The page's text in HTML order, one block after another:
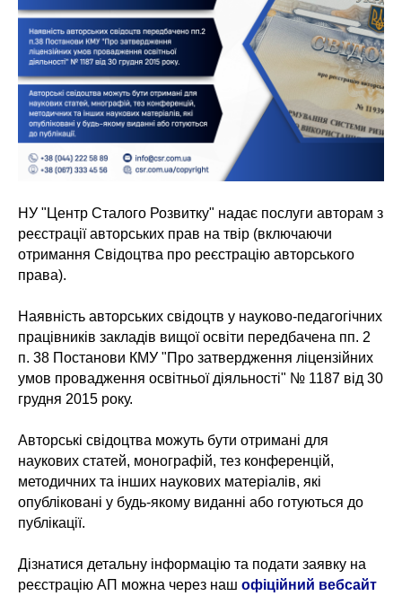
НУ "Центр Сталого Розвитку" надає послуги авторам з
реєстрації авторських прав на твір (включаючи
отримання Свідоцтва про реєстрацію авторського
права).
Наявність авторських свідоцтв у науково-педагогічних
працівників закладів вищої освіти передбачена пп. 2
п. 38 Постанови КМУ "Про затвердження ліцензійних
умов провадження освітньої діяльності" № 1187 від 30
грудня 2015 року.
Авторські свідоцтва можуть бути отримані для
наукових статей, монографій, тез конференцій,
методичних та інших наукових матеріалів, які
опубліковані у будь-якому виданні або готуються до
публікації.
Дізнатися детальну інформацію та подати заявку на
реєстрацію АП можна через наш офіційний вебсайт